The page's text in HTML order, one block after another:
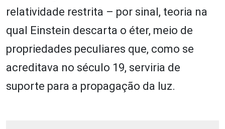
relatividade restrita – por sinal, teoria na
qual Einstein descarta o éter, meio de
propriedades peculiares que, como se
acreditava no século 19, serviria de
suporte para a propagação da luz.